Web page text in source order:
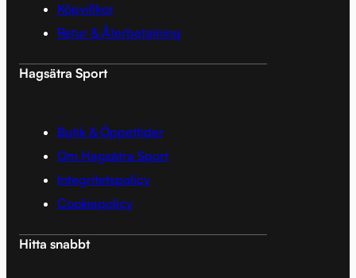
Köpvillkor
Retur & Återbetalning
Hagsätra Sport
Butik & Öppettider
Om Hagsätra Sport
Integritetspolicy
Cookiepolicy
Hitta snabbt